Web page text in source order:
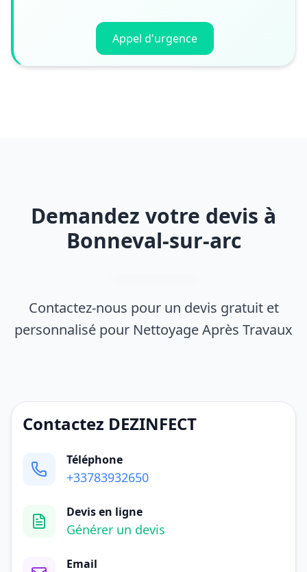
Appel d'urgence
Demandez votre devis à
Bonneval-sur-arc
Contactez-nous pour un devis gratuit et
personnalisé pour Nettoyage Après Travaux
Contactez DEZINFECT
Téléphone
+33783932650
Devis en ligne
Générer un devis
Email